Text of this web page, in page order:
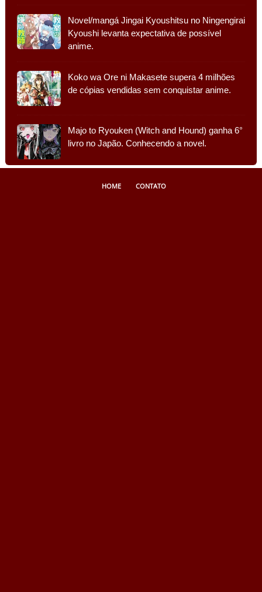
Novel/mangá Jingai Kyoushitsu no Ningengirai
Kyoushi levanta expectativa de possível
anime.
Koko wa Ore ni Makasete supera 4 milhões
de cópias vendidas sem conquistar anime.
Majo to Ryouken (Witch and Hound) ganha 6°
livro no Japão. Conhecendo a novel.
HOME CONTATO